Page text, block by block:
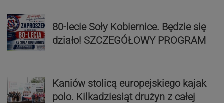
80-lecie Soły Kobiernice. Będzie się
działo! SZCZEGÓŁOWY PROGRAM
Kaniów stolicą europejskiego kajak
polo. Kilkadziesiąt drużyn z całej